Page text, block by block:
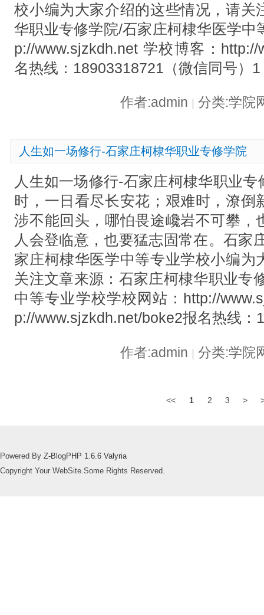
校小编为大家介绍的这些情况，请关
华职业专修学院/石家庄柯棣华医学中
p://www.sjzkdh.net 学校博客：http://
名热线：18903318721（微信同号）1
作者:admin 分类:学院
人生如一场修行-石家庄柯棣华职业专修学院
人生如一场修行-石家庄柯棣华职业
时，一日看尽长安花；艰难时，潦倒
涉不能回头，哪怕畏途巉岩不可攀，
人会登临意，也要猛志固常在。石家
家庄柯棣华医学中等专业学校小编为
关注文章来源：石家庄柯棣华职业专
中等专业学校学校网站：http://
p://www.sjzkdh.net/boke2报名热线：
作者:admin | 分类:学院
<< 1 2 3 >
Powered By Z-BlogPHP 1.6.6 Valyria
Copyright Your WebSite.Some Rights Reserved.